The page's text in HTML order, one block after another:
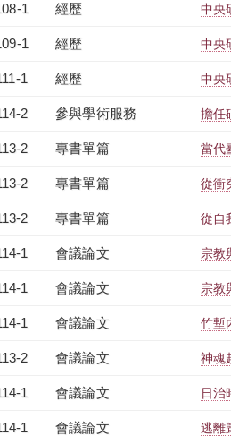
1 經歷 中央
1 經歷 中央
1 經歷 中央
2 參與學術服務 擔任
2 專書單篇 當代
2 專書單篇 從衝
2 專書單篇 從自
1 會議論文 宗教
1 會議論文 宗教
1 會議論文 竹塹
2 會議論文 神魂
1 會議論文 日治
1 會議論文 逃離